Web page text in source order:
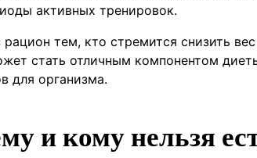
активных тренировок.
тем, кто стремится снизить
стать отличным компонентом
для организма.
и кому нельзя